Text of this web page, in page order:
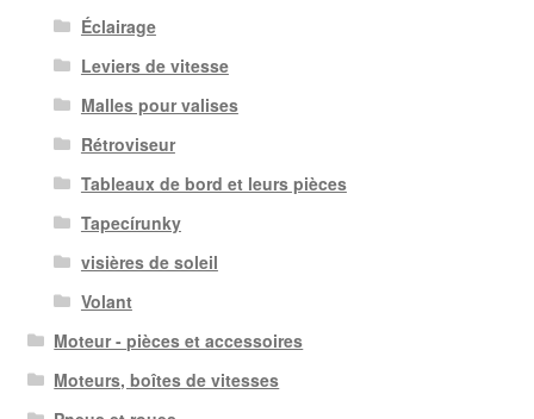
Éclairage
Leviers de vitesse
Malles pour valises
Rétroviseur
Tableaux de bord et leurs pièces
Tapecírunky
visières de soleil
Volant
Moteur - pièces et accessoires
Moteurs, boîtes de vitesses